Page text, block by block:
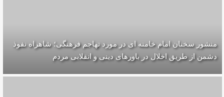
منشور سخنان امام خامنه ای در مورد تهاجم فرهنگی؛ شاهراه نفوذ
دشمن از طریق اخلال در باورهای دینی و انقلابی مردم